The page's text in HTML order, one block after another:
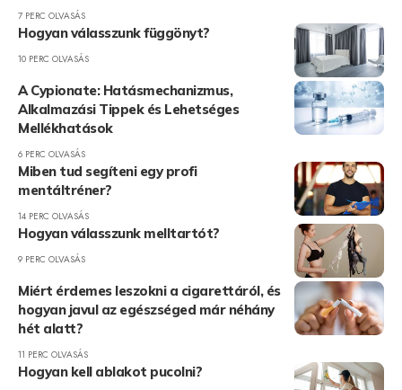
7 PERC OLVASÁS
Hogyan válasszunk függönyt?
10 PERC OLVASÁS
A Cypionate: Hatásmechanizmus,
Alkalmazási Tippek és Lehetséges
Mellékhatások
6 PERC OLVASÁS
Miben tud segíteni egy profi
mentáltréner?
14 PERC OLVASÁS
Hogyan válasszunk melltartót?
9 PERC OLVASÁS
Miért érdemes leszokni a cigarettáról, és
hogyan javul az egészséged már néhány
hét alatt?
11 PERC OLVASÁS
Hogyan kell ablakot pucolni?